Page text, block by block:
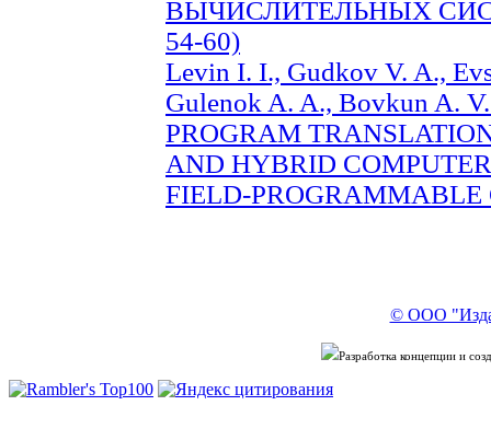
ВЫЧИСЛИТЕЛЬНЫХ
54-60)
Levin I. I., Gudkov V. A.,
Gulenok A. A., Bovkun A.
PROGRAM
AND HYBRID
FIELD-PROGRAMMABLE
© ООО
Разработка концепции и